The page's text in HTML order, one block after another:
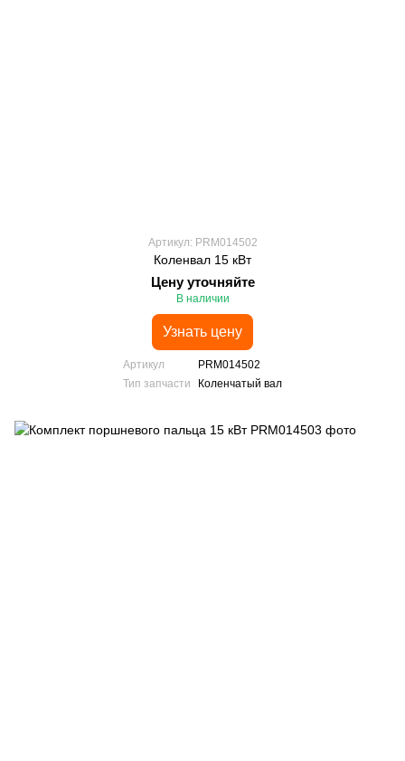
Артикул: PRM014502
Коленвал 15 кВт
Цену уточняйте
В наличии
Узнать цену
Артикул
PRM014502
Тип запчасти
Коленчатый вал